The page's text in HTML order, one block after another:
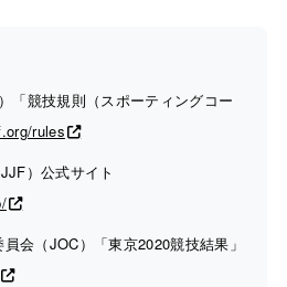
「競技規則（スポーティングコー
rules
）公式サイト
会（JOC）「東京2020競技結果」